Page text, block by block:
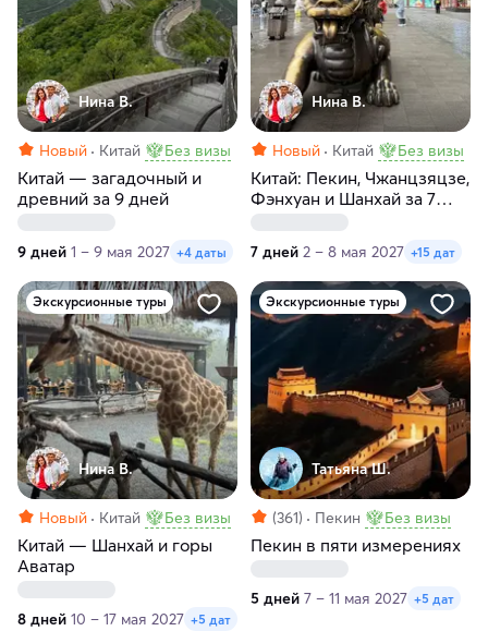
Нина В.
Новый Китай Без визы
Китай — загадочный и
древний за 9 дней
9 дней 1 – 9 мая 2027 +4 даты
Нина В.
Новый Китай Без визы
Китай: Пекин, Чжанцзяцзе,
Фэнхуан и Шанхай за 7
7 дней 2 – 8 мая 2027 +15 дат
Экскурсионные туры
Нина В.
Новый Китай Без визы
Китай — Шанхай и горы
Аватар
8 дней 10 – 17 мая 2027 +5 дат
Экскурсионные туры
Татьяна Ш.
(361) Пекин Без визы
Пекин в пяти измерениях
5 дней 7 – 11 мая 2027 +5 дат